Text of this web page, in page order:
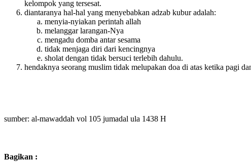
kelompok yang tersesat.
diantaranya hal-hal yang menyebabkan adzab kubur adalah:
menyia-nyiakan perintah allah
melanggar larangan-Nya
mengadu domba antar sesama
tidak menjaga diri dari kencingnya
sholat dengan tidak bersuci terlebih dahulu.
hendaknya seorang muslim tidak melupakan doa di atas ketika pagi
sumber: al-mawaddah vol 105 jumadal ula 1438 H
Bagikan :